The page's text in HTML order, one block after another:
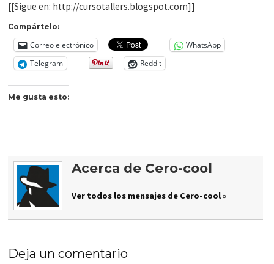
[[Sigue en: http://cursotallers.blogspot.com]]
Compártelo:
Correo electrónico
WhatsApp
Telegram
Reddit
Me gusta esto:
Acerca de Cero-cool
Ver todos los mensajes de Cero-cool »
Deja un comentario